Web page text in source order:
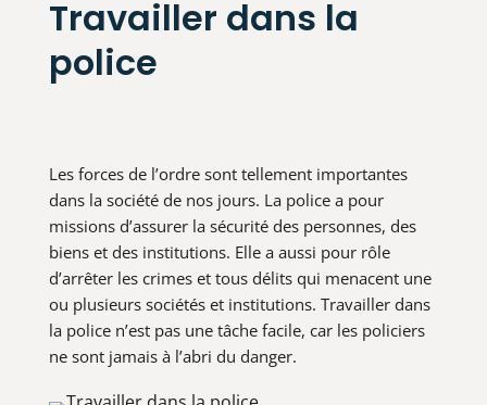
Travailler dans la
police
Les forces de l’ordre sont tellement importantes
dans la société de nos jours. La police a pour
missions d’assurer la sécurité des personnes, des
biens et des institutions. Elle a aussi pour rôle
d’arrêter les crimes et tous délits qui menacent une
ou plusieurs sociétés et institutions. Travailler dans
la police n’est pas une tâche facile, car les policiers
ne sont jamais à l’abri du danger.